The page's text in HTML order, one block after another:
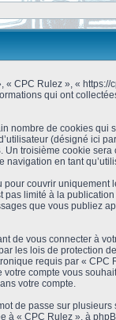
CPC Rulez », « https://
qui ont
nombre de cookies qui
(désigné ici
troisième cookie sera
navigation en tant
couvrir uniquement
limité à la
que vous publiez
de vous connecter à
les lois de protection
requis par « CPC
compte vous
votre compte.
de passe sur plusieurs
à « CPC Rulez », à